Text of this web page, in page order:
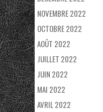
NOVEMBRE 2022
OCTOBRE 2022
AOÛT 2022
JUILLET 2022
JUIN 2022
MAI 2022
AVRIL 2022